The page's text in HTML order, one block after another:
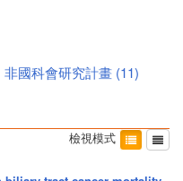
非國科會研究計畫 (11)
檢視模式